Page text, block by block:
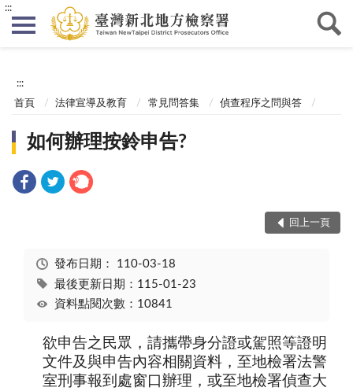
:::
:::
首頁 法律宣導及教育 常見問答集 偵查程序之問與答
如何辦理按鈴申告?
回上一頁
發布日期： 110-03-18
最後更新日期：115-01-23
資料點閱次數：10841
欲申告之民眾，請攜帶身分證或駕照等證明
文件及與申告內容相關資料，至地檢署法警
室刑事報到處窗口辦理，或至地檢署偵查大